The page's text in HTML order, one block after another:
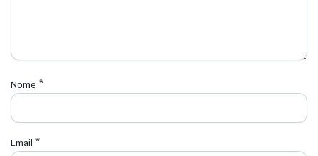
Nome *
Email *